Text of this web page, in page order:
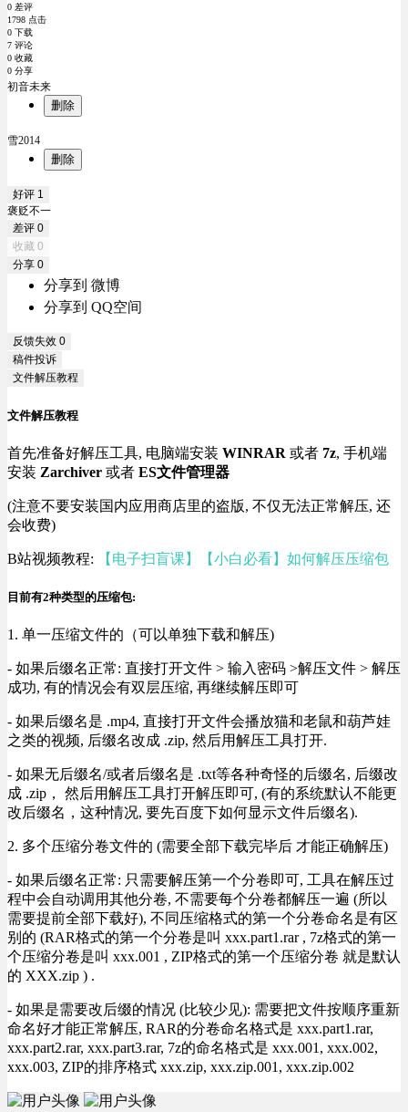
0 差评
1798 点击
0 下载
7 评论
0 收藏
0 分享
初音未来
删除
雪2014
删除
好评 1
褒贬不一
差评 0
收藏 0
分享 0
分享到 微博
分享到 QQ空间
反馈失效 0
稿件投诉
文件解压教程
文件解压教程
首先准备好解压工具, 电脑端安装 WINRAR 或者 7z, 手机端
安装 Zarchiver 或者 ES文件管理器
(注意不要安装国内应用商店里的盗版, 不仅无法正常解压, 还
会收费)
B站视频教程: 【电子扫盲课】【小白必看】如何解压压缩包
目前有2种类型的压缩包:
1. 单一压缩文件的（可以单独下载和解压)
- 如果后缀名正常: 直接打开文件 > 输入密码 >解压文件 > 解压
成功, 有的情况会有双层压缩, 再继续解压即可
- 如果后缀名是 .mp4, 直接打开文件会播放猫和老鼠和葫芦娃
之类的视频, 后缀名改成 .zip, 然后用解压工具打开.
- 如果无后缀名/或者后缀名是 .txt等各种奇怪的后缀名, 后缀改
成 .zip， 然后用解压工具打开解压即可, (有的系统默认不能更
改后缀名，这种情况, 要先百度下如何显示文件后缀名).
2. 多个压缩分卷文件的 (需要全部下载完毕后 才能正确解压)
- 如果后缀名正常: 只需要解压第一个分卷即可, 工具在解压过
程中会自动调用其他分卷, 不需要每个分卷都解压一遍 (所以
需要提前全部下载好), 不同压缩格式的第一个分卷命名是有区
别的 (RAR格式的第一个分卷是叫 xxx.part1.rar , 7z格式的第一
个压缩分卷是叫 xxx.001 , ZIP格式的第一个压缩分卷 就是默认
的 XXX.zip ) .
- 如果是需要改后缀的情况 (比较少见): 需要把文件按顺序重新
命名好才能正常解压, RAR的分卷命名格式是 xxx.part1.rar,
xxx.part2.rar, xxx.part3.rar, 7z的命名格式是 xxx.001, xxx.002,
xxx.003, ZIP的排序格式 xxx.zip, xxx.zip.001, xxx.zip.002